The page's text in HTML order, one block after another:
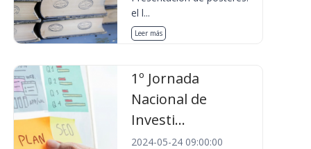
el l...
Leer más
1º Jornada
Nacional de
Investi...
2024-05-24 09:00:00